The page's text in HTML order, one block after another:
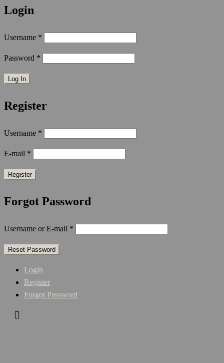
Login
Username *
Password *
Register
Username *
E-mail *
Forgot Password
Username or E-mail *
Login
Register
Forgot Password